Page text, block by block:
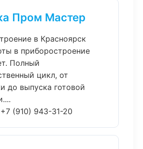
Пром Мастер
в Красноярск
в приборостроение
Полный
цикл, от
до выпуска готовой
+7 (910) 943-31-20